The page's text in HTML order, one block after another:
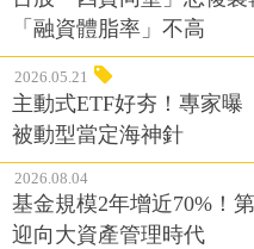
「融資體脂率」不高
2026.05.21
主動式ETF好夯！專家曝
被動型當定海神針
2026.08.04
基金規模2年增近70%！
迎向大資產管理時代